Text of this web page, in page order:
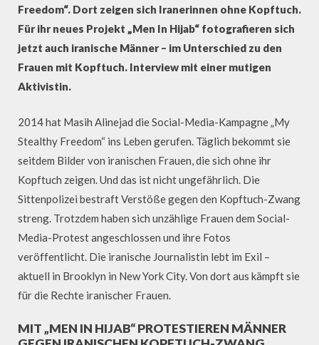
Freedom“. Dort zeigen sich Iranerinnen ohne Kopftuch.
Für ihr neues Projekt „Men In Hijab“ fotografieren sich
jetzt auch iranische Männer – im Unterschied zu den
Frauen mit Kopftuch. Interview mit einer mutigen
Aktivistin.
2014 hat Masih Alinejad die Social-Media-Kampagne „My
Stealthy Freedom“ ins Leben gerufen. Täglich bekommt sie
seitdem Bilder von iranischen Frauen, die sich ohne ihr
Kopftuch zeigen. Und das ist nicht ungefährlich. Die
Sittenpolizei bestraft Verstöße gegen den Kopftuch-Zwang
streng. Trotzdem haben sich unzählige Frauen dem Social-
Media-Protest angeschlossen und ihre Fotos
veröffentlicht. Die iranische Journalistin lebt im Exil –
aktuell in Brooklyn in New York City. Von dort aus kämpft sie
für die Rechte iranischer Frauen.
MIT „MEN IN HIJAB“ PROTESTIEREN MÄNNER